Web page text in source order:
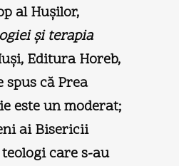
al Huşilor,
şi terapia
Editura Horeb,
spus că Prea
este un moderat;
ai Bisericii
care s-au